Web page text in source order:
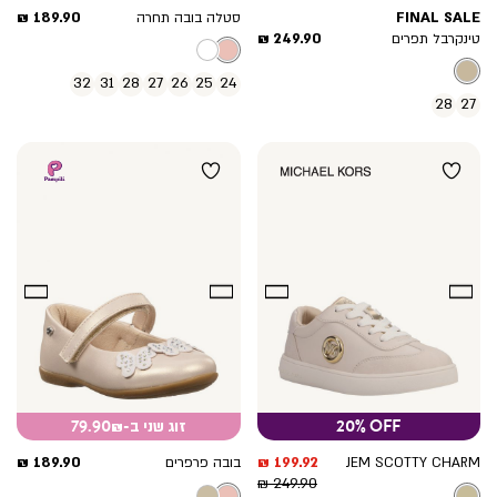
FINAL SALE
טינקרבל תפרים
מחיר
249.90 ₪
27
28
סטלה בובה תחרה
מחיר
189.90 ₪
24
25
26
27
28
31
32
20% OFF
JEM SCOTTY CHARM
מחיר
מוצר
199.92 ₪
מחיר
249.90 ₪
זוג שני ב-79.90₪
בובה פרפרים
מחיר
189.90 ₪